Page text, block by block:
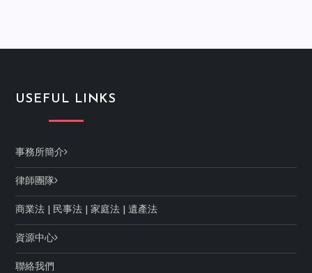
USEFUL LINKS
事務所簡介
律師團隊
商業法 民事法 |家庭法 |遺產法
資源中心
聯絡我們